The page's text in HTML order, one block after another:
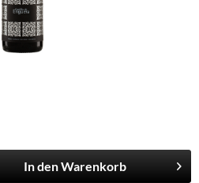
In denWarenkorb